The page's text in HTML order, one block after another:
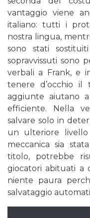
vantaggio viene
italiano: tutti i
nostra lingua,
sono stati
sopravvissuti sono
verbali a Frank, e
tenere d’occhio il
aggiunte aiutano
efficiente. Nella
salvare solo in
un ulteriore livello
meccanica sia
titolo, potrebbe
giocatori abituati a
niente paura
salvataggio